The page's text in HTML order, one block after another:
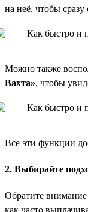
на неё, чтобы
Можно также
Вахта», чтобы
Все эти функции
2. Выбирайте
Обратите
как часто